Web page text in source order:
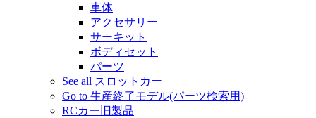
車体
アクセサリー
サーキット
ボディセット
パーツ
See all スロットカー
Go to 生産終了モデル(パーツ検索用)
RCカー旧製品